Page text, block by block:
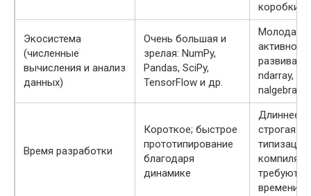
коробки
Экосистема
(численные
вычисления и анализ
данных)
Очень большая и
зрелая: NumPy,
Pandas, SciPy,
TensorFlow и др.
Молодая,
активно
ndarray,
nalgebra,
Время разработки
Короткое; быстрое
прототипирование
благодаря
динамике
Длиннее;
строгая
типизация
требуют
времени